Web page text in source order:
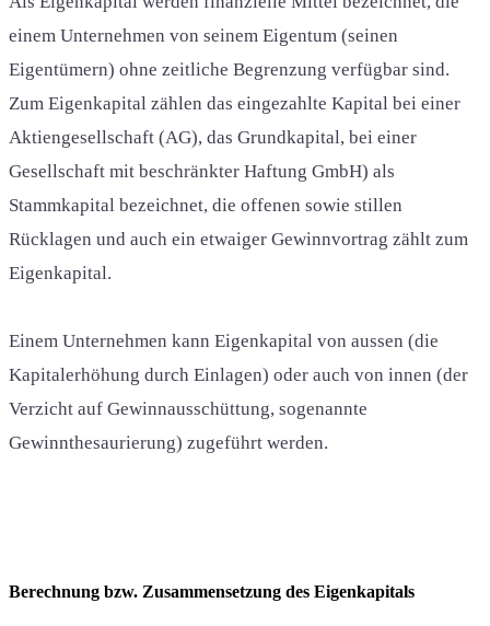
einem Unternehmen von seinem Eigentum (seinen
Eigentümern) ohne zeitliche Begrenzung verfügbar sind.
Zum Eigenkapital zählen das eingezahlte Kapital bei einer
Aktiengesellschaft (AG), das Grundkapital, bei einer
Gesellschaft mit beschränkter Haftung GmbH) als
Stammkapital bezeichnet, die offenen sowie stillen
Rücklagen und auch ein etwaiger Gewinnvortrag zählt zum
Eigenkapital.
Einem Unternehmen kann Eigenkapital von aussen (die
Kapitalerhöhung durch Einlagen) oder auch von innen (der
Verzicht auf Gewinnausschüttung, sogenannte
Gewinnthesaurierung) zugeführt werden.
Berechnung bzw. Zusammensetzung des Eigenkapitals